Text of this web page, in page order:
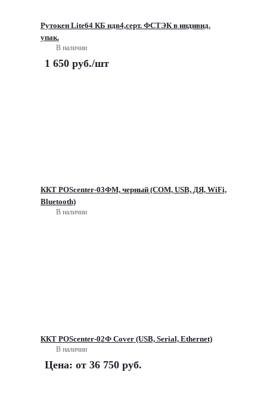
Рутокен Lite64 КБ ндв4,серт. ФСТЭК в индивид.
упак.
В наличии
1 650 руб./шт
ККТ POScenter-03ФМ, черный (COM, USB, ДЯ, WiFi,
Bluetooth)
В наличии
ККТ POScenter-02Ф Cover (USB, Serial, Ethernet)
В наличии
Цена: от 36 750 руб.